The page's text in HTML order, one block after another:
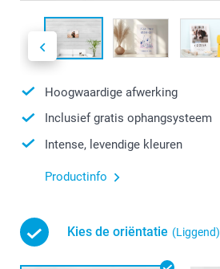
Hoogwaardige afwerking
Inclusief gratis ophangsysteem
Intense, levendige kleuren
Productinfo
Kies de oriëntatie (Liggend)